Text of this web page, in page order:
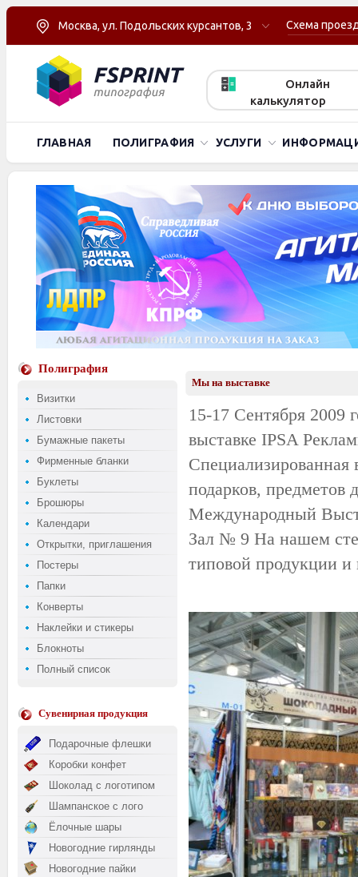
Москва, ул. Подольских курсантов, 3 Схема
Онлайн
калькулятор
ГЛАВНАЯ ПОЛИГРАФИЯ УСЛУГИ
Полиграфия
Визитки
Листовки
Бумажные пакеты
Фирменные бланки
Буклеты
Брошюры
Календари
Открытки, приглашения
Постеры
Папки
Конверты
Наклейки и стикеры
Блокноты
Полный список
Сувенирная продукция
Подарочные флешки
Коробки конфет
Шоколад с логотипом
Шампанское с лого
Ёлочные шары
Новогодние гирлянды
Новогодние пайки
Мы на выставке
15-17 Сентября 2009
выставке IPSA
Специализированная
подарков, предметов
Международный
Зал № 9 На нашем
типовой продукции и